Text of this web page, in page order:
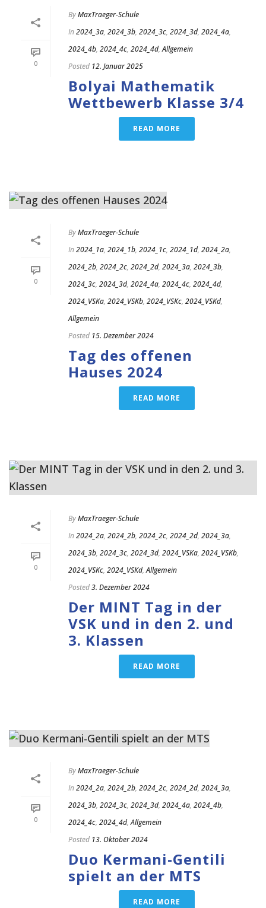
0
ByMaxTraeger-Schule
In2024_3a, 2024_3b, 2024_3c, 2024_3d, 2024_4a,
2024_4b, 2024_4c, 2024_4d,Allgemein
Posted 12. Januar 2025
Bolyai Mathematik
Wettbewerb Klasse 3/4
READ MORE
0
ByMaxTraeger-Schule
In2024_1a, 2024_1b, 2024_1c, 2024_1d, 2024_2a,
2024_2b, 2024_2c, 2024_2d, 2024_3a, 2024_3b,
2024_3c, 2024_3d, 2024_4a, 2024_4c, 2024_4d,
2024_VSKa, 2024_VSKb, 2024_VSKc, 2024_VSKd,
Allgemein
Posted 15. Dezember 2024
Tag des offenen
Hauses 2024
READ MORE
0
ByMaxTraeger-Schule
In2024_2a, 2024_2b, 2024_2c, 2024_2d, 2024_3a,
2024_3b, 2024_3c, 2024_3d, 2024_VSKa, 2024_VSKb,
2024_VSKc, 2024_VSKd,Allgemein
Posted3. Dezember 2024
Der MINT Tag in der
VSK und in den 2. und
3. Klassen
READ MORE
0
ByMaxTraeger-Schule
In2024_2a, 2024_2b, 2024_2c, 2024_2d, 2024_3a,
2024_3b, 2024_3c, 2024_3d, 2024_4a, 2024_4b,
2024_4c, 2024_4d,Allgemein
Posted 13. Oktober 2024
Duo Kermani-Gentili
spielt an der MTS
READ MORE